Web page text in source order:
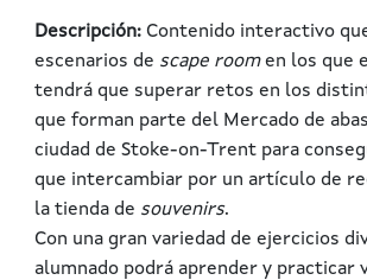
Descripción: Contenido interactivo
escenarios de scape roomen los que
tendrá que superar retos en los
que forman parte del Mercado de
ciudad de Stoke-on-Trent para
que intercambiar por un artículo de
la tienda de souvenirs.
Con una gran variedad de ejercicios
alumnado podrá aprender y practicar